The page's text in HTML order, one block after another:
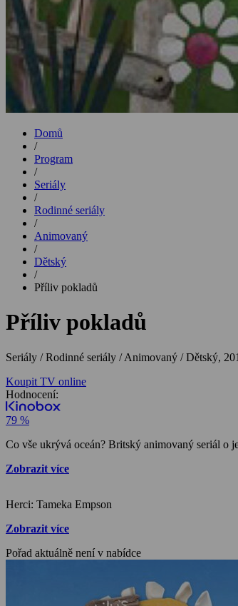
Domů
/
Program
/
Seriály
/
Rodinné seriály
/
Animovaný
/
Dětský
/
Příliv pokladů
Příliv pokladů
Seriály / Rodinné seriály / Animovaný / Dětský,
Koupit TV online
Hodnocení:
79 %
Co vše ukrývá oceán? Britský animovaný seriál o
Zobrazit více
Herci: Tameka Empson
Zobrazit více
Pořad aktuálně není v nabídce